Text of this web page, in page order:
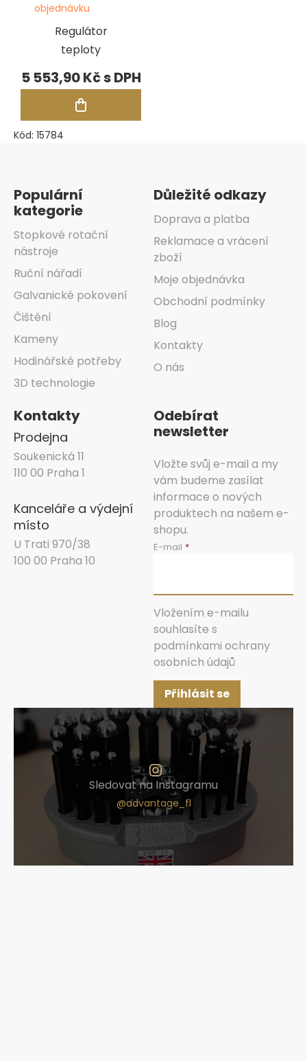
Regulátor
teploty
objednávku
5 553,90 Kč
Kód: 15784
Populární
kategorie
Stopkové rotační
nástroje
Ruční nářadí
Galvanické pokovení
Čištění
Kameny
Hodinářské potřeby
3D technologie
Důležité odkazy
Doprava a platba
Reklamace a vrácení
zboží
Moje objednávka
Obchodní podmínky
Blog
Kontakty
O nás
Kontakty
Prodejna
Soukenická 11
110 00 Praha 1
Kanceláře a výdejní
místo
U Trati 970/38
100 00 Praha 10
Odebírat
newsletter
Vložte svůj e-mail a my
vám budeme zasílat
informace o nových
produktech na našem e-
shopu.
E-mail
Vložením e-mailu
souhlasíte s
podmínkami ochrany
osobních údajů
Přihlásit se
Sledovat na Instagramu